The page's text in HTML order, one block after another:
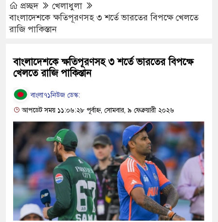
প্রচ্ছদ
খেলাধুলা
বাংলাদেশকে ক্ষতিপূরণসহ ৩ শর্তে ভারতের বিপক্ষে খেলতে
রাজি পাকিস্তান
বাংলাদেশকে ক্ষতিপূরণসহ ৩ শর্তে ভারতের বিপক্ষে
খেলতে রাজি পাকিস্তান
বাংলা৭১নিউজ ডেস্ক:
আপডেট সময় ১১:০৬:২৮ পূর্বাহ্ন, সোমবার, ৯ ফেব্রুয়ারী ২০২৬